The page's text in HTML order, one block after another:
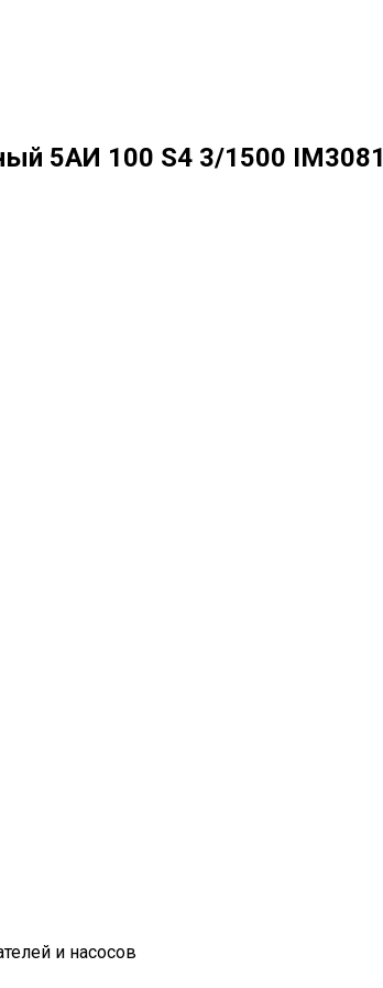
5АИ 100 S4 3/1500 IM3081
и насосов